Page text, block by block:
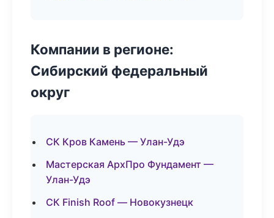
Компании в регионе:
Сибирский федеральный
округ
СК Кров Камень — Улан-Удэ
Мастерская АрхПро Фундамент —
Улан-Удэ
СК Finish Roof — Новокузнецк